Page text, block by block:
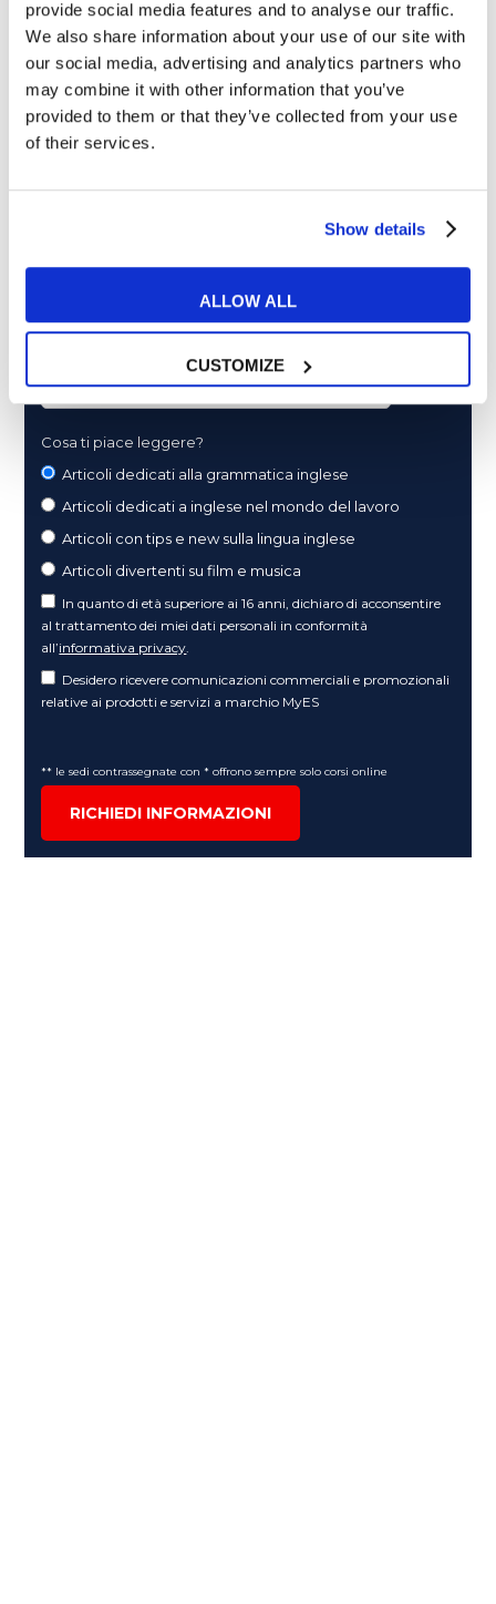
provide social media features and to analyse our traffic.
We also share information about your use of our site with
our social media, advertising and analytics partners who
may combine it with other information that you’ve
provided to them or that they’ve collected from your use
of their services.
Show details
ALLOW ALL
CUSTOMIZE
ultime news - consigli - promozioni esclusive per te.
Cosa ti piace leggere?
Articoli dedicati alla grammatica inglese
Articoli dedicati a inglese nel mondo del lavoro
Articoli con tips e new sulla lingua inglese
Articoli divertenti su film e musica
In quanto di età superiore ai 16 anni, dichiaro di acconsentire
al trattamento dei miei dati personali in conformità
all’informativa privacy.
Desidero ricevere comunicazioni commerciali e promozionali
relative ai prodotti e servizi a marchio MyES
** le sedi contrassegnate con * offrono sempre solo corsi online
RICHIEDI INFORMAZIONI